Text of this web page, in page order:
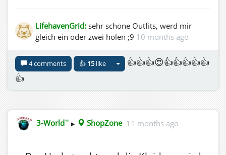
LifehavenGrid: sehr schöne Outfits, werd mir
gleich ein oder zwei holen ;9 10 months ago
4 comments 👍 15like
👍👍👍😍👍👍👍👍👍
👍
3-World✦ ▸ ShopZone 11 months ago